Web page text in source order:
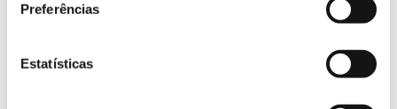
Preferências
Estatísticas
Renovação
Obra nova